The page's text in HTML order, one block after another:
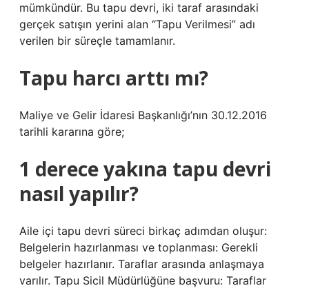
mümkündür. Bu tapu devri, iki taraf arasındaki
gerçek satışın yerini alan “Tapu Verilmesi” adı
verilen bir süreçle tamamlanır.
Tapu harcı arttı mı?
Maliye ve Gelir İdaresi Başkanlığı’nın 30.12.2016
tarihli kararına göre;
1 derece yakına tapu devri
nasıl yapılır?
Aile içi tapu devri süreci birkaç adımdan oluşur:
Belgelerin hazırlanması ve toplanması: Gerekli
belgeler hazırlanır. Taraflar arasında anlaşmaya
varılır. Tapu Sicil Müdürlüğüne başvuru: Taraflar